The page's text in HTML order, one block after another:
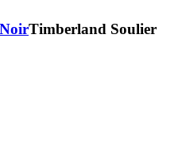
Timberland Soulier